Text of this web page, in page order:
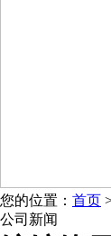
您的位置： 首页
公司新闻